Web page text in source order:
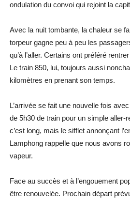
ondulation du convoi qui rejoint la
Avec la nuit tombante, la chaleur se
torpeur gagne peu à peu les
qu’à l’aller. Certains ont préféré
Le train 850, lui, toujours aussi
kilomètres en prenant son temps.
L’arrivée se fait une nouvelle fois
de 5h30 de train pour un simple aller-
c’est long, mais le sifflet annonçant
Lamphong rappelle que nous avons
vapeur.
Face au succès et à l’engouement
être renouvelée. Prochain départ